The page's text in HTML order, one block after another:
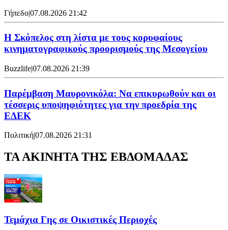
Γήπεδο|07.08.2026 21:42
Η Σκόπελος στη λίστα με τους κορυφαίους
κινηματογραφικούς προορισμούς της Μεσογείου
Buzzlife|07.08.2026 21:39
Παρέμβαση Μαυρονικόλα: Να επικυρωθούν και οι
τέσσερις υποψηφιότητες για την προεδρία της
ΕΔΕΚ
Πολιτική|07.08.2026 21:31
ΤΑ ΑΚΙΝΗΤΑ ΤΗΣ ΕΒΔΟΜΑΔΑΣ
Τεμάχια Γης σε Οικιστικές Περιοχές